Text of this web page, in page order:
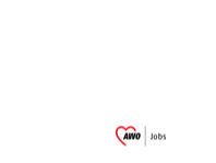
Garitz
(Ein
Bezirksverbandes